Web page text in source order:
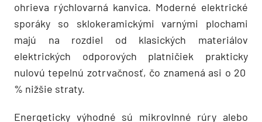
ohrieva rýchlovarná kanvica. Moderné elektrické
sporáky so sklokeramickými varnými plochami
majú na rozdiel od klasických materiálov
elektrických odporových platničiek prakticky
nulovú tepelnú zotrvačnosť, čo znamená asi o 20
% nižšie straty.
Energeticky výhodné sú mikrovlnné rúry alebo